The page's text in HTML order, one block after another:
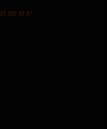
33 300 33 97